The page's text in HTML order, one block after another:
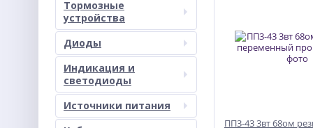
Тормозные
устройства
Диоды
Индикация и
светодиоды
Источники питания
ПП3-43 3вт 68ом